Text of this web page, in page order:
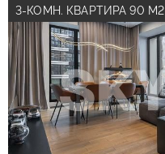
3-КОМН. КВАРТИРА 90 М2